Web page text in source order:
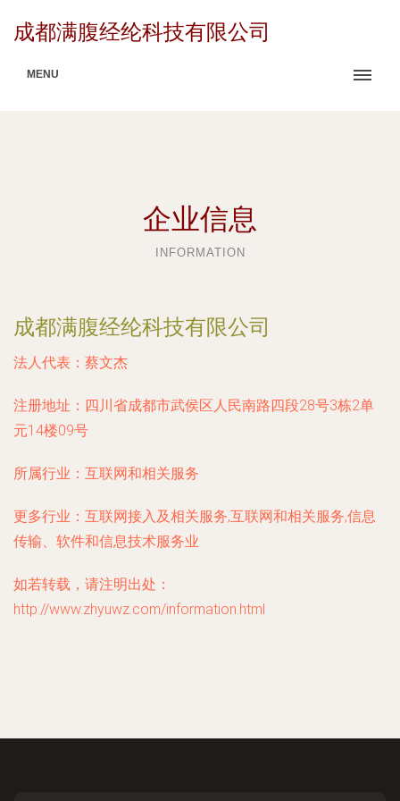
成都满腹经纶科技有限公司
MENU
企业信息
INFORMATION
成都满腹经纶科技有限公司
法人代表： 蔡文杰
注册地址： 四川省成都市武侯区人民南路四段28号3栋2单
元14楼09号
所属行业： 互联网和相关服务
更多行业： 互联网接入及相关服务,互联网和相关服务,信息
传输、软件和信息技术服务业
如若转载，请注明出处：
http://www.zhyuwz.com/information.html